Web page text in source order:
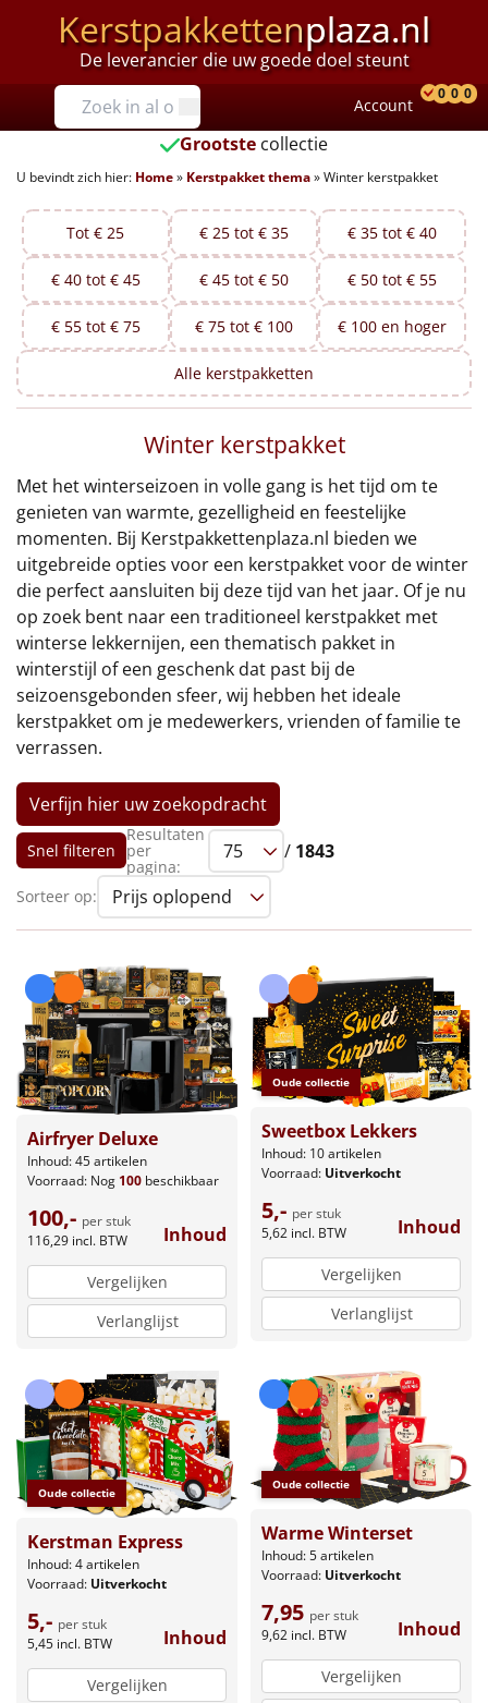
Kerstpakkettenplaza.nl
De leverancier die uw goede doel steunt
Prijzen
Tot €25
€25 tot €35
€35 tot €40
€40 tot €45
€45 tot €50
€50 tot €55
€75 tot €100
€100 en hoger
Alle kerstpakketten 2026
Thema
Origineel
Rituals
Luxe
Mannen
Vrouwen
Leuke
Goedkope
Uniek
Alle thema's
Artikel
Hitster NIEUW
Pizzarette
Wake up light
NIEUW
Borrelplank
Warmtekussen
Slowcooker POPULAIR
Noodradio NIEUW
Deken (fleece plaid)
Account
0 0 0
Grootste collectie
U bevindt zich hier: Home» Kerstpakket thema»Winter kerstpakket
Tot € 25 € 25 tot € 35 € 35 tot € 40
€ 40 tot € 45 € 45 tot € 50 € 50 tot € 55
€ 55 tot € 75 € 75 tot € 100 € 100 en hoger
Alle kerstpakketten
Winter kerstpakket
Met het winterseizoen in volle gang is het tijd om te
genieten van warmte, gezelligheid en feestelijke
momenten. Bij Kerstpakkettenplaza.nl bieden we
uitgebreide opties voor een kerstpakket voor de winter
die perfect aansluiten bij deze tijd van het jaar. Of je nu
op zoek bent naar een traditioneel kerstpakket met
winterse lekkernijen, een thematisch pakket in
winterstijl of een geschenk dat past bij de
seizoensgebonden sfeer, wij hebben het ideale
kerstpakket om je medewerkers, vrienden of familie te
verrassen.
Verfijn hier uw zoekopdracht
Snel filteren
Resultaten
per
pagina:
/ 1843
Sorteer op:
Airfryer Deluxe
Inhoud: 45 artikelen
Voorraad: Nog 100 beschikbaar
100,- per stuk
116,29 incl. BTW Inhoud
Vergelijken
Verlanglijst
Oude collectie
Sweetbox Lekkers
Inhoud: 10 artikelen
Voorraad: Uitverkocht
5,- per stuk
5,62 incl. BTW Inhoud
Vergelijken
Verlanglijst
Oude collectie
Kerstman Express
Inhoud: 4 artikelen
Voorraad: Uitverkocht
5,- per stuk
5,45 incl. BTW Inhoud
Vergelijken
Oude collectie
Warme Winterset
Inhoud: 5 artikelen
Voorraad: Uitverkocht
7,95 per stuk
9,62 incl. BTW Inhoud
Vergelijken